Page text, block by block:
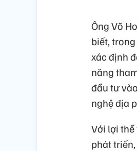
Ông Võ
biết,
xác định
năng
đầu tư
nghệ địa
Với lợi
phát